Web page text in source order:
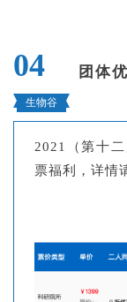
04
生物谷
团体
2021（第十
票福利，详情